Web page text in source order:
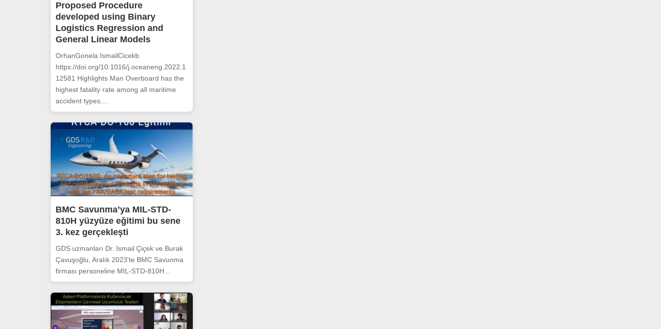
Proposed Procedure
developed using Binary
Logistics Regression and
General Linear Models
OrhanGonela IsmailCicekb
https://doi.org/10.1016/j.oceaneng.2022.1
12581 Highlights Man Overboard has the
highest fatality rate among all maritime
accident types....
BMC Savunma’ya MIL-STD-
810H yüzyüze eğitimi bu sene
3. kez gerçekleşti
GDS uzmanları Dr. Ismail Çiçek ve Burak
Çavuşoğlu, Aralık 2023'te BMC Savunma
firması personeline MIL-STD-810H...